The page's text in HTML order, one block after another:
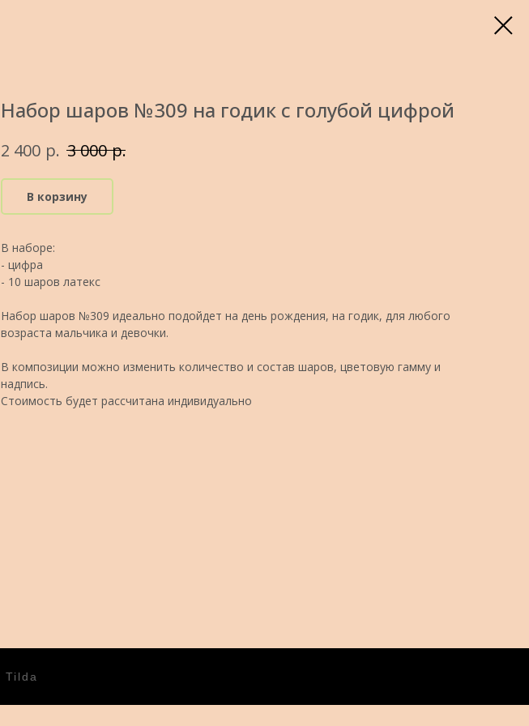
Набор шаров №309 на годик с голубой цифрой
2 400 р. 3 000 р.
В корзину
В наборе:
- цифра
- 10 шаров латекс
Набор шаров №309 идеально подойдет на день рождения, на годик, для любого
возраста мальчика и девочки.
В композиции можно изменить количество и состав шаров, цветовую гамму и
надпись.
Стоимость будет рассчитана индивидуально
Tilda